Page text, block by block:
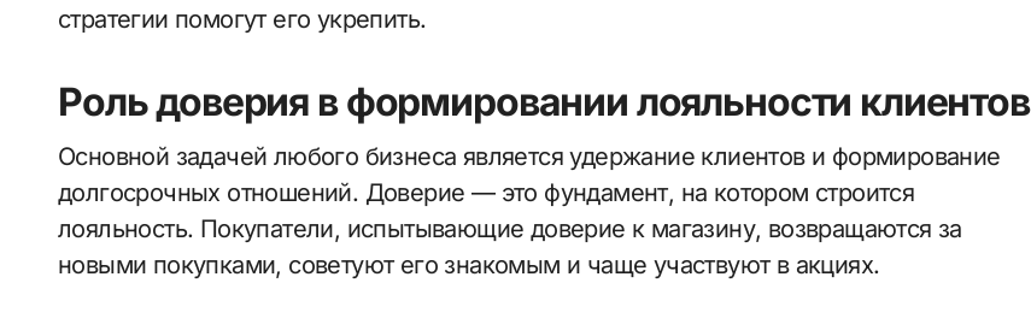
стратегии помогут его укрепить.
Роль доверия в формировании лояльности клиентов
Основной задачей любого бизнеса является удержание клиентов и формирование
долгосрочных отношений. Доверие — это фундамент, на котором строится
лояльность. Покупатели, испытывающие доверие к магазину, возвращаются за
новыми покупками, советуют его знакомым и чаще участвуют в акциях.